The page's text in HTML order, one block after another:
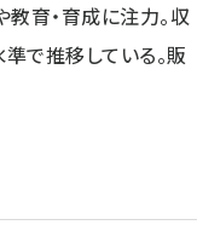
育・育成に注力。収
で推移している。販